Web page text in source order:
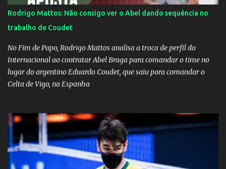
Rodrigo Mattos: Não consigo ver o Abel dando sequência no
trabalho de Coudet
No Fim de Papo, Rodrigo Mattos analisa a troca de perfil do
Internacional ao contratar Abel Braga para comandar o time no
lugar do argentino Eduardo Coudet, que saiu para comandar o
Celta de Vigo, na Espanha